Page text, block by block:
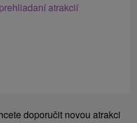
atrakcií
doporučit novou atrakci